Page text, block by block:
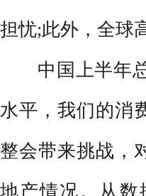
担忧;此外，全球
中国上半年总
水平，我们的消
整会带来挑战，
地产情况。从数